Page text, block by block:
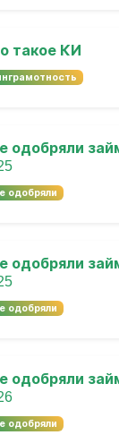
такое КИ
одобряли
одобряли
одобряли
одобряли
одобряли
одобряли